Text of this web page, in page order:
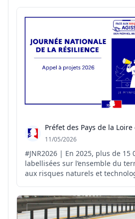
préfètes, chacune dans leur
#DevoirDeMemoire
11/05/2026
#JNR2026 | En 2025, plus de 15
labellisées sur l’ensemble du
aux risques naturels et technologiques.
d'infos : https://www.loire-
atlantique.gouv.fr/Actualites/
la-Journee...